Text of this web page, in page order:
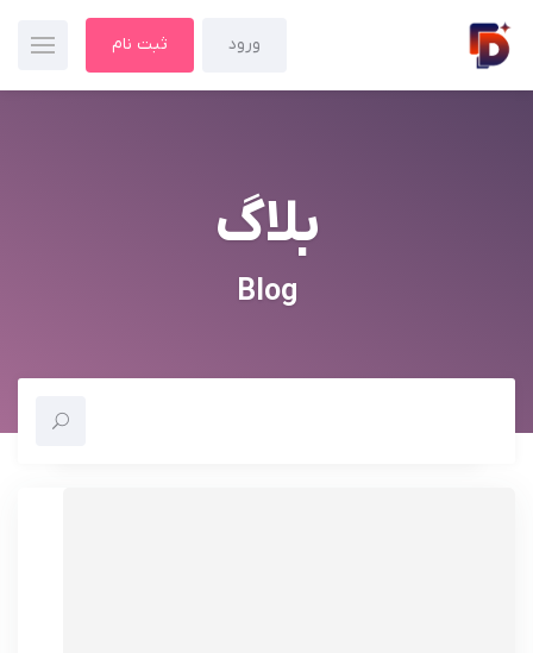
ورود ثبت نام
بلاگ
Blog